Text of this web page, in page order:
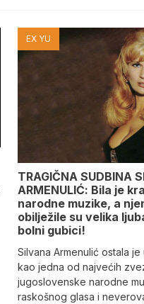
EX YU
TRAGIČNA SUDBINA
ARMENULIĆ: Bila je
narodne muzike, a
obilježile su velika
bolni gubici!
Silvana Armenulić ostala je
kao jedna od najvećih
jugoslovenske narodne
raskošnog glasa i